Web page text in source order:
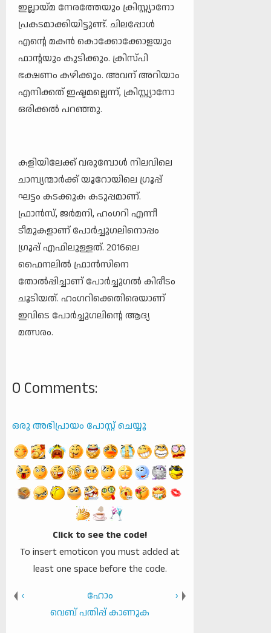
ഇല്ലായ്മ നേരത്തേയും ക്രിസ്റ്റ്യാനോ
പ്രകടമാക്കിയിട്ടുണ്ട്. ചിലപ്പോൾ
എന്റെ മകൻ കൊക്കോക്കോളയും
ഫാന്റയും കുടിക്കും. ക്രിസ്പി
ഭക്ഷണം കഴിക്കും. അവന് അറിയാം
എനിക്കത് ഇഷ്ടമല്ലെന്ന്, ക്രിസ്റ്റ്യാനോ
ഒരിക്കൽ പറഞ്ഞു.
കളിയിലേക്ക് വരുമ്പോൾ നിലവിലെ
ചാമ്പ്യന്മാർക്ക് യൂറോയിലെ ​ഗ്രൂപ്പ്
ഘട്ടം കടക്കുക കടുപ്പമാണ്.
ഫ്രാൻസ്, ജർമനി, ഹം​ഗറി എന്നീ
ടീമുകളാണ് പോർച്ചു​ഗലിനൊപ്പം ​
ഗ്രൂപ്പ് എഫിലുള്ളത്. 2016ലെ
ഫൈനലിൽ ഫ്രാൻസിനെ
തോൽപ്പിച്ചാണ് പോർച്ചു​ഗൽ കിരീടം
ചൂടിയത്. ഹം​ഗറിക്കെതിരെയാണ്
ഇവിടെ പോർച്ചു​ഗലിന്റെ ആദ്യ
മത്സരം.
0 Comments:
ഒരു അഭിപ്രായം പോസ്റ്റ് ചെയ്യൂ
Click to see the code!
To insert emoticon you must added at
least one space before the code.
‹
›
ഹോം
വെബ് പതിപ്പ് കാണുക